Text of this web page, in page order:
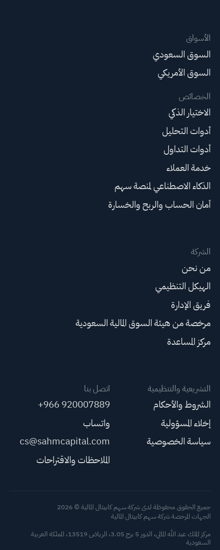
الأسواق
السوق السعودي
السوق الأمريكي
الخصائص
الاختيار الذكي
أدوات التحليل
أدوات التداول
خدمة العملاء
الذكاء الاصطناعي لمنصة سهم
أمان الحساب والربح والخسارة
الشركة
من نحن
الهيكل التنظيمي
فريق الإدارة
مرخصة من هيئة السوق المالية السعودية
مركز المساعدة
التشريعية والتنظيمية
الشروط والأحكام
إخلاء المسؤولية
سياسة الخصوصية
اتصل بنا
+966 920007889
واتساب
cs@sahmcapital.com
الملاحظات والاقتراحات
جميع الحقوق محفوظة لدى شركة سهم كابيتال المالية © 2026
الجهات المرخصة شركة سهم كابيتال المالية
مركز الملك عبد الله المالي، الدور 5 برج 3.05، الرياض 13519، المملكة العربية
السعودية